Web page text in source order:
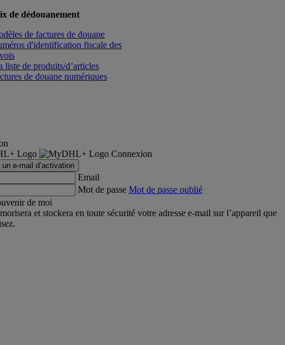
de dédouanement
de factures de douane
d'identification fiscale des
liste de produits/d’articles
de douane numériques
Connexion
un e-mail d’activation
Email
Mot de passe Mot de passe oublié
de moi
et stockera en toute sécurité votre adresse e-mail sur l’appareil que